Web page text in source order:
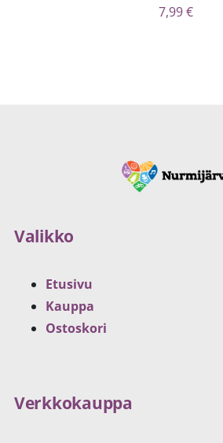
7,99€
Valikko
Etusivu
Kauppa
Ostoskori
Verkkokauppa